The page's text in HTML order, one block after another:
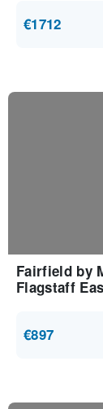
€1712
Fairfield by
Flagstaff
€897